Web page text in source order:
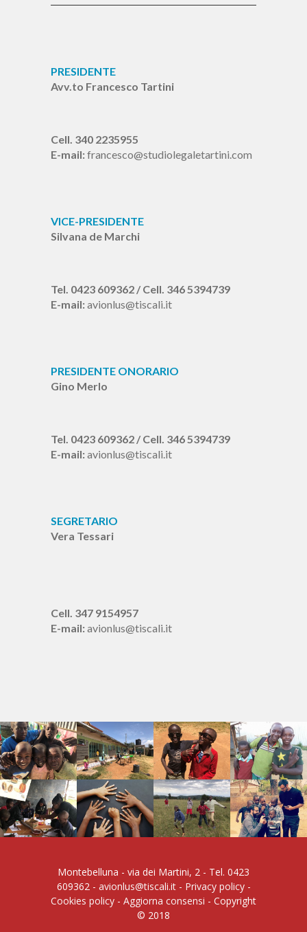
PRESIDENTE
Avv.to Francesco Tartini
Cell. 340 2235955
E-mail:francesco@studiolegaletartini.com
VICE-PRESIDENTE
Silvana de Marchi
Tel. 0423 609362 / Cell. 346 5394739
E-mail:avionlus@tiscali.it
PRESIDENTE ONORARIO
Gino Merlo
Tel. 0423 609362 / Cell. 346 5394739
E-mail:avionlus@tiscali.it
SEGRETARIO
Vera Tessari
Cell. 347 9154957
E-mail:avionlus@tiscali.it
Montebelluna - via dei Martini, 2 - Tel. 0423
609362 - avionlus@tiscali.it- Privacy policy-
Cookies policy - Aggiorna consensi - Copyright
© 2018